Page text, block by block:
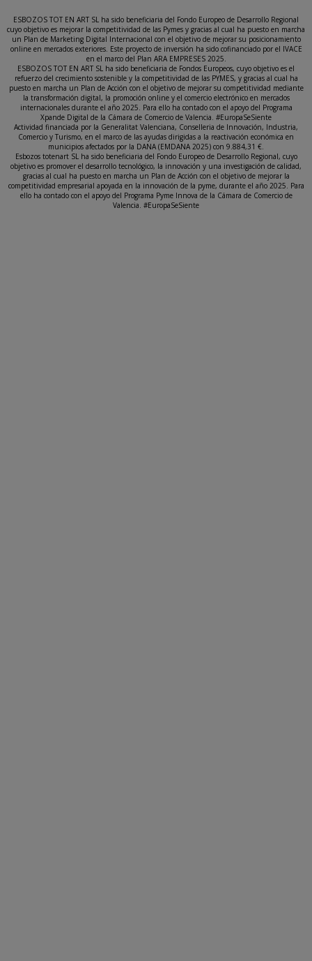
ESBOZOS TOT EN ART SL ha sido beneficiaria del Fondo Europeo de Desarrollo Regional
cuyo objetivo es mejorar la competitividad de las Pymes y gracias al cual ha puesto en marcha
un Plan de Marketing Digital Internacional con el objetivo de mejorar su posicionamiento
online en mercados exteriores. Este proyecto de inversión ha sido cofinanciado por el IVACE
en el marco del Plan ARA EMPRESES 2025.
ESBOZOS TOT EN ART SL ha sido beneficiaria de Fondos Europeos, cuyo objetivo es el
refuerzo del crecimiento sostenible y la competitividad de las PYMES, y gracias al cual ha
puesto en marcha un Plan de Acción con el objetivo de mejorar su competitividad mediante
la transformación digital, la promoción online y el comercio electrónico en mercados
internacionales durante el año 2025. Para ello ha contado con el apoyo del Programa
Xpande Digital de la Cámara de Comercio de Valencia. #EuropaSeSiente
Actividad financiada por la Generalitat Valenciana, Conselleria de Innovación, Industria,
Comercio y Turismo, en el marco de las ayudas dirigidas a la reactivación económica en
municipios afectados por la DANA (EMDANA 2025) con 9.884,31 €.
Esbozos totenart SL ha sido beneficiaria del Fondo Europeo de Desarrollo Regional, cuyo
objetivo es promover el desarrollo tecnológico, la innovación y una investigación de calidad,
gracias al cual ha puesto en marcha un Plan de Acción con el objetivo de mejorar la
competitividad empresarial apoyada en la innovación de la pyme, durante el año 2025. Para
ello ha contado con el apoyo del Programa Pyme Innova de la Cámara de Comercio de
Valencia. #EuropaSeSiente